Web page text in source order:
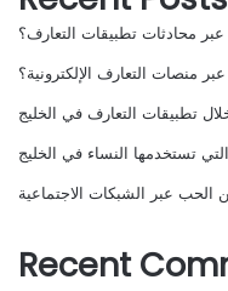
محادثات تطبيقات التعارف؟
منصات التعارف الإلكترونية؟
تطبيقات التعارف في الخليج
تستخدمها النساء في الخليج
عبر الشبكات الاجتماعية
Recent